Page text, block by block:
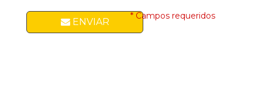
ENVIAR
* Campos requeridos